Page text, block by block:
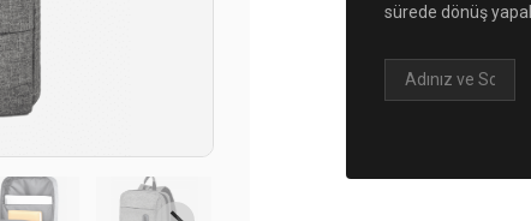
sürede dönüş